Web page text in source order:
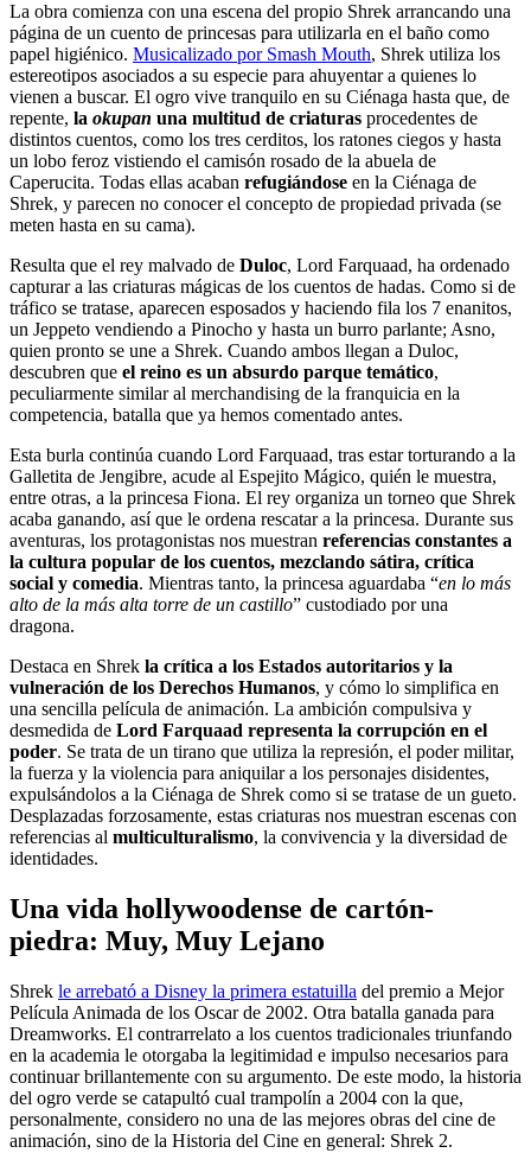
La obra comienza con una escena del propio Shrek arrancando una
página de un cuento de princesas para utilizarla en el baño como
papel higiénico. Musicalizado por Smash Mouth, Shrek utiliza los
estereotipos asociados a su especie para ahuyentar a quienes lo
vienen a buscar. El ogro vive tranquilo en su Ciénaga hasta que, de
repente, la okupan una multitud de criaturas procedentes de
distintos cuentos, como los tres cerditos, los ratones ciegos y hasta
un lobo feroz vistiendo el camisón rosado de la abuela de
Caperucita. Todas ellas acaban refugiándose en la Ciénaga de
Shrek, y parecen no conocer el concepto de propiedad privada (se
meten hasta en su cama).
Resulta que el rey malvado de Duloc, Lord Farquaad, ha ordenado
capturar a las criaturas mágicas de los cuentos de hadas. Como si de
tráfico se tratase, aparecen esposados y haciendo fila los 7 enanitos,
un Jeppeto vendiendo a Pinocho y hasta un burro parlante; Asno,
quien pronto se une a Shrek. Cuando ambos llegan a Duloc,
descubren que el reino es un absurdo parque temático,
peculiarmente similar al merchandising de la franquicia en la
competencia, batalla que ya hemos comentado antes.
Esta burla continúa cuando Lord Farquaad, tras estar torturando a la
Galletita de Jengibre, acude al Espejito Mágico, quién le muestra,
entre otras, a la princesa Fiona. El rey organiza un torneo que Shrek
acaba ganando, así que le ordena rescatar a la princesa. Durante sus
aventuras, los protagonistas nos muestran referencias constantes a
la cultura popular de los cuentos, mezclando sátira, crítica
social y comedia. Mientras tanto, la princesa aguardaba “en lo más
alto de la más alta torre de un castillo” custodiado por una
dragona.
Destaca en Shrek la crítica a los Estados autoritarios y la
vulneración de los Derechos Humanos, y cómo lo simplifica en
una sencilla película de animación. La ambición compulsiva y
desmedida de Lord Farquaad representa la corrupción en el
poder. Se trata de un tirano que utiliza la represión, el poder militar,
la fuerza y la violencia para aniquilar a los personajes disidentes,
expulsándolos a la Ciénaga de Shrek como si se tratase de un gueto.
Desplazadas forzosamente, estas criaturas nos muestran escenas con
referencias al multiculturalismo, la convivencia y la diversidad de
identidades.
Una vida hollywoodense de cartón-
piedra: Muy, Muy Lejano
Shrek le arrebató a Disney la primera estatuilla del premio a Mejor
Película Animada de los Oscar de 2002. Otra batalla ganada para
Dreamworks. El contrarrelato a los cuentos tradicionales triunfando
en la academia le otorgaba la legitimidad e impulso necesarios para
continuar brillantemente con su argumento. De este modo, la historia
del ogro verde se catapultó cual trampolín a 2004 con la que,
personalmente, considero no una de las mejores obras del cine de
animación, sino de la Historia del Cine en general: Shrek 2.